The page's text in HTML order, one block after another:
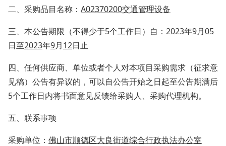
二、 采购品目名称： A02370200交通管理设备
三、本公告期限（不得少于5个工作日）自： 2023年9月05
日至2023年9月12日止
四、任何供应商、单位或者个人对本项目采购需求（征求意
见稿）公告有异议的，可以自公告开始之日起至公告期满后
5个工作日内将书面意见反馈给采购人、采购代理机构。
五、联系事项
采购单位： 佛山市顺德区大良街道综合行政执法办公室